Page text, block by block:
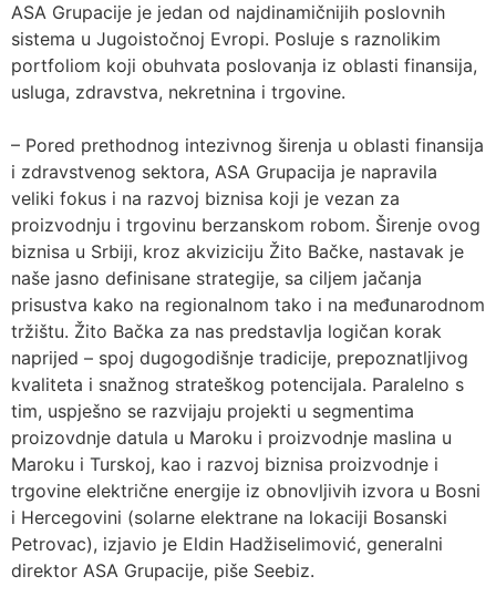
ASA Grupacije je jedan od najdinamičnijih poslovnih
sistema u Jugoistočnoj Evropi. Posluje s raznolikim
portfoliom koji obuhvata poslovanja iz oblasti finansija,
usluga, zdravstva, nekretnina i trgovine.
– Pored prethodnog intezivnog širenja u oblasti finansija
i zdravstvenog sektora, ASA Grupacija je napravila
veliki fokus i na razvoj biznisa koji je vezan za
proizvodnju i trgovinu berzanskom robom. Širenje ovog
biznisa u Srbiji, kroz akviziciju Žito Bačke, nastavak je
naše jasno definisane strategije, sa ciljem jačanja
prisustva kako na regionalnom tako i na međunarodnom
tržištu. Žito Bačka za nas predstavlja logičan korak
naprijed – spoj dugogodišnje tradicije, prepoznatljivog
kvaliteta i snažnog strateškog potencijala. Paralelno s
tim, uspješno se razvijaju projekti u segmentima
proizovdnje datula u Maroku i proizvodnje maslina u
Maroku i Turskoj, kao i razvoj biznisa proizvodnje i
trgovine električne energije iz obnovljivih izvora u Bosni
i Hercegovini (solarne elektrane na lokaciji Bosanski
Petrovac), izjavio je Eldin Hadžiselimović, generalni
direktor ASA Grupacije, piše Seebiz.